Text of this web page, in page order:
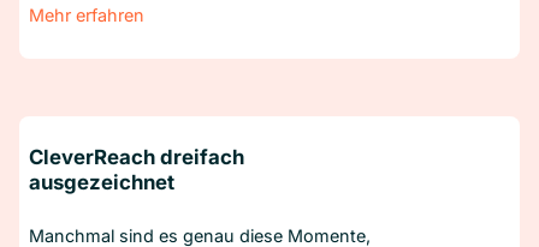
Mehr erfahren
CleverReach dreifach
ausgezeichnet
Manchmal sind es genau diese Momente,